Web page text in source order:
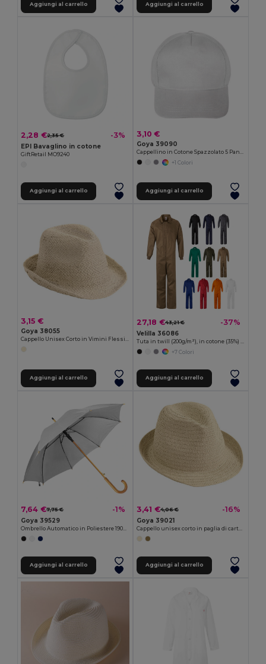
Aggiungi al carrello Aggiungi al carrello
2,28 €2,35 € -3%
EPI Bavaglino in cotone
GiftRetail MO9240
Aggiungi al carrello
3,10 €
Goya 39090
+1 Colori
Aggiungi al carrello
3,15 €
Goya 38055
Aggiungi al carrello
27,18 €43,21 € -37%
Velilla 36086
+7 Colori
Aggiungi al carrello
7,64 €7,75 € -1%
Goya 39529
Aggiungi al carrello
3,41 €4,06 € -16%
Goya 39021
Aggiungi al carrello